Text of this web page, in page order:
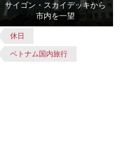
サイゴン・スカイデッキから
市内を一望
休日
ベトナム国内旅行